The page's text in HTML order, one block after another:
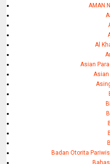
AMAN
Al
Asian
Asian
Badan Otorita